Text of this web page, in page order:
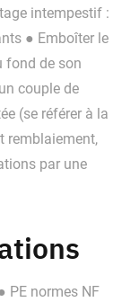
intempestif :
● Emboîter le
fond de son
couple de
(se référer à la
remblaiement,
par une
PE normes NF